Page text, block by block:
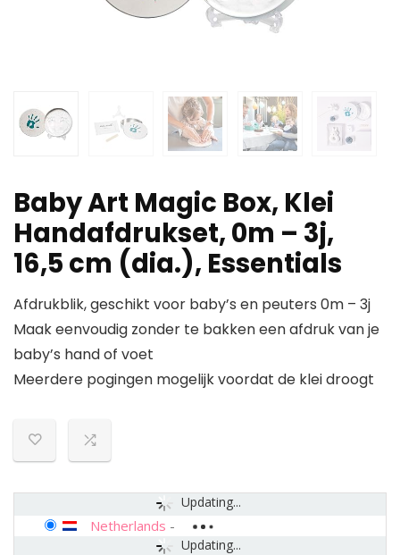
Baby Art Magic Box, Klei
Handafdrukset, 0m – 3j,
16,5 cm (dia.), Essentials
Afdrukblik, geschikt voor baby’s en peuters 0m – 3j
Maak eenvoudig zonder te bakken een afdruk van je
baby’s hand of voet
Meerdere pogingen mogelijk voordat de klei droogt
Updating...
Updating...
Netherlands -